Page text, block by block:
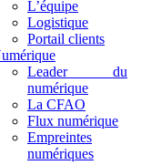
L’équipe
Logistique
Portail clients
Leader du
numérique
La CFAO
Flux numérique
Empreintes
numériques